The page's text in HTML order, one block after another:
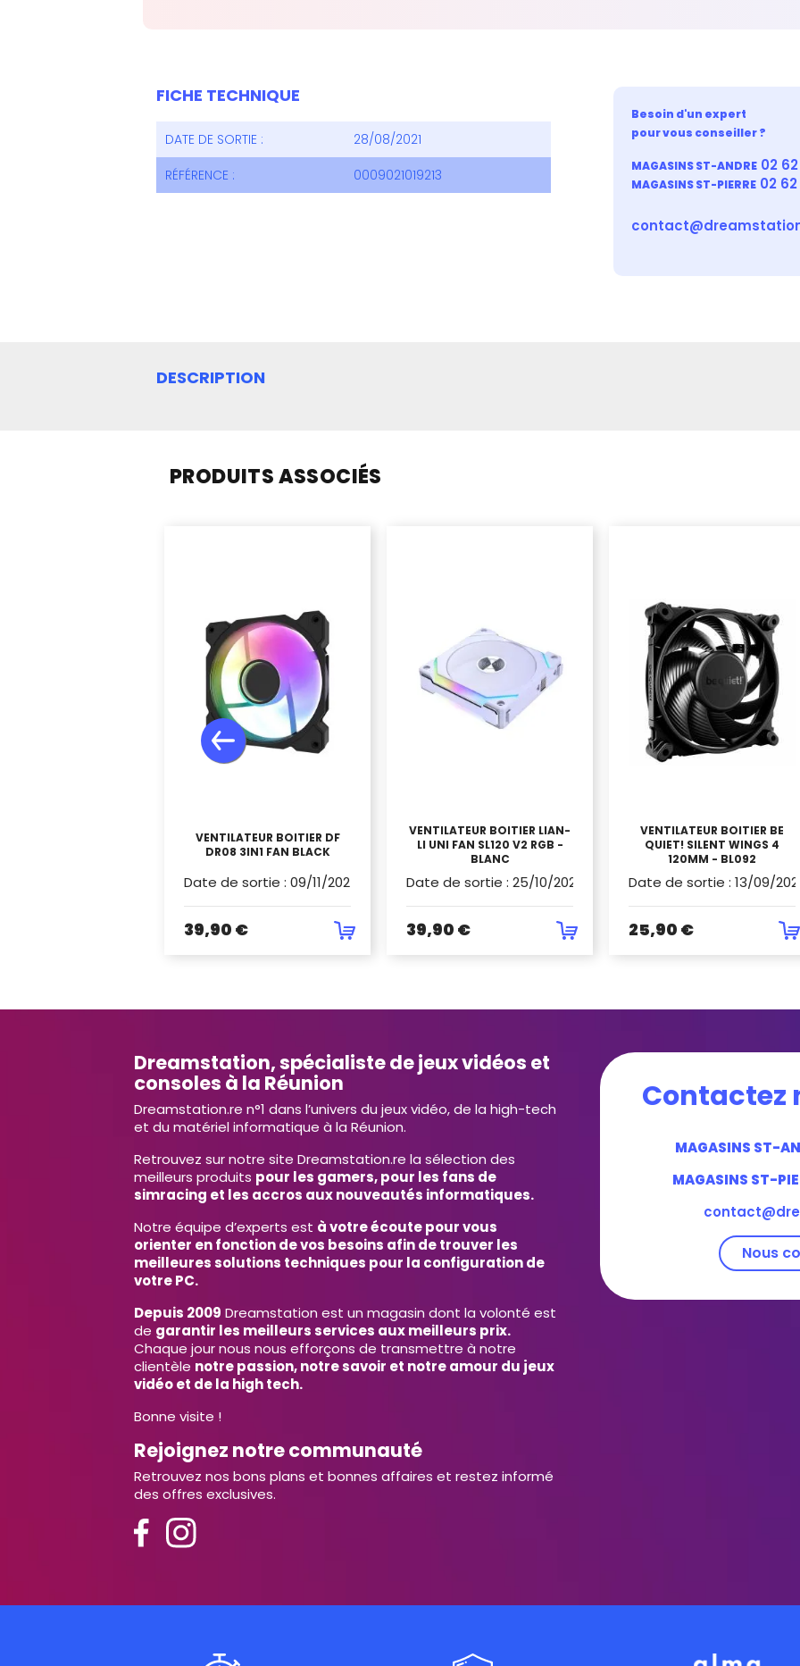
FICHE TECHNIQUE
DATE DE SORTIE :
28/08/2021
RÉFÉRENCE :
0009021019213
Besoin d'un expert
pour vous conseiller ?
MAGASINS ST-ANDRE 02
MAGASINS ST-PIERRE 02
DESCRIPTION
PRODUITS ASSOCIÉS
VENTILATEUR BOITIER DF
DR08 3IN1 FAN BLACK
Date de sortie : 09/11/2024
39,90 €
VENTILATEUR BOITIER LIAN-
LI UNI FAN SL120 V2 RGB -
BLANC
Date de sortie : 25/10/2023
39,90 €
VENTILATEUR BOITIER BE
QUIET! SILENT WINGS 4
120MM - BL092
Date de sortie : 13/09/2023
25,90 €
Dreamstation, spécialiste de jeux vidéos et
consoles à la Réunion
Dreamstation.re n°1 dans l’univers du jeux vidéo, de la high-tech
et du matériel informatique à la Réunion.
Retrouvez sur notre site Dreamstation.re la sélection des
meilleurs produits pour les gamers, pour les fans de
simracing et les accros aux nouveautés informatiques.
Notre équipe d’experts est à votre écoute pour vous
orienter en fonction de vos besoins afin de trouver les
meilleures solutions techniques pour la configuration de
votre PC.
Depuis 2009 Dreamstation est un magasin dont la volonté est
de garantir les meilleurs services aux meilleurs prix.
Chaque jour nous nous efforçons de transmettre à notre
clientèle notre passion, notre savoir et notre amour du jeux
vidéo et de la high tech.
Bonne visite !
Rejoignez notre communauté
Retrouvez nos bons plans et bonnes affaires et restez informé
des offres exclusives.
Contactez
MAGASINS ST-
MAGASINS ST-
Nous